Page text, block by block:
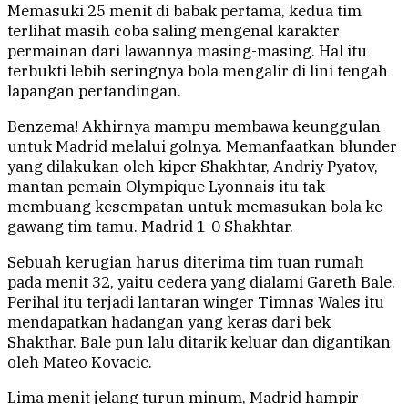
Memasuki 25 menit di babak pertama, kedua tim
terlihat masih coba saling mengenal karakter
permainan dari lawannya masing-masing. Hal itu
terbukti lebih seringnya bola mengalir di lini tengah
lapangan pertandingan.
Benzema! Akhirnya mampu membawa keunggulan
untuk Madrid melalui golnya. Memanfaatkan blunder
yang dilakukan oleh kiper Shakhtar, Andriy Pyatov,
mantan pemain Olympique Lyonnais itu tak
membuang kesempatan untuk memasukan bola ke
gawang tim tamu. Madrid 1-0 Shakhtar.
Sebuah kerugian harus diterima tim tuan rumah
pada menit 32, yaitu cedera yang dialami Gareth Bale.
Perihal itu terjadi lantaran winger Timnas Wales itu
mendapatkan hadangan yang keras dari bek
Shakthar. Bale pun lalu ditarik keluar dan digantikan
oleh Mateo Kovacic.
Lima menit jelang turun minum, Madrid hampir